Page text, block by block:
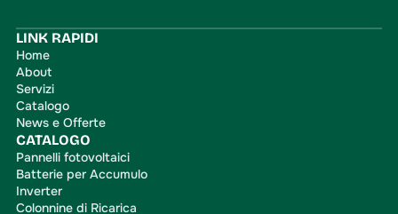
LINK RAPIDI
Home
About
Servizi
Catalogo
News e Offerte
CATALOGO
Pannelli fotovoltaici
Batterie per Accumulo
Inverter
Colonnine di Ricarica